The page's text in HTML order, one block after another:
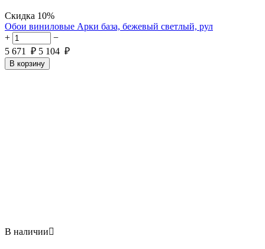
Скидка 10%
Обои виниловые Арки база, бежевый светлый, рул
+
−
5 671 ₽ 5 104 ₽
В корзину
В наличии